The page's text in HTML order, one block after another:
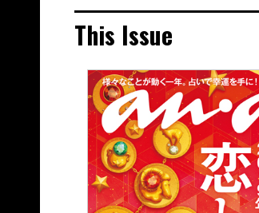
This Issue